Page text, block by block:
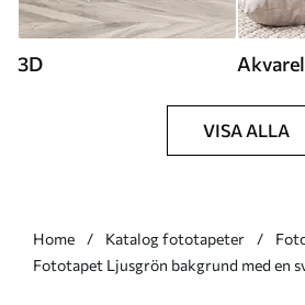
3D
VISA ALLA
Home Katalog fototapeter
Fototapet Ljusgrön bakgrund med en svag vertikal struktur